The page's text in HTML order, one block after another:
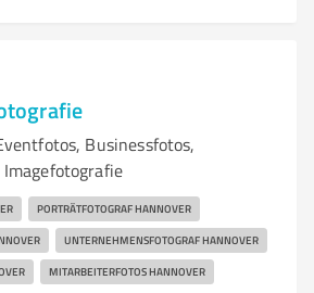
Businessfotos,
PORTRÄTFOTOGRAF HANNOVER
UNTERNEHMENSFOTOGRAF HANNOVER
MITARBEITERFOTOS HANNOVER